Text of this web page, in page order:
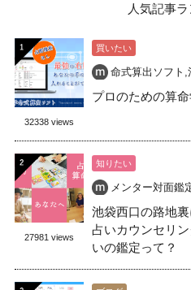
人気記事
32338 views
買いたい
命式算出ソフト ,
プロのための算
27981 views
知りたい
メンター対面鑑
池袋西口の路地
占いカウンセリ
いの鑑定って？